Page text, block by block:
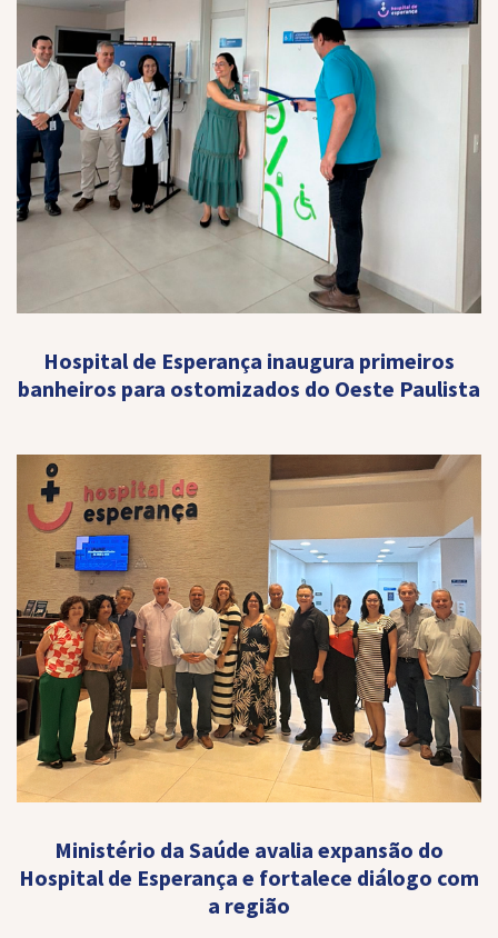
Hospital de Esperança inaugura primeiros
banheiros para ostomizados do Oeste Paulista
Ministério da Saúde avalia expansão do
Hospital de Esperança e fortalece diálogo com
a região